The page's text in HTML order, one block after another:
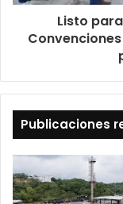
Listo
Publicaciones